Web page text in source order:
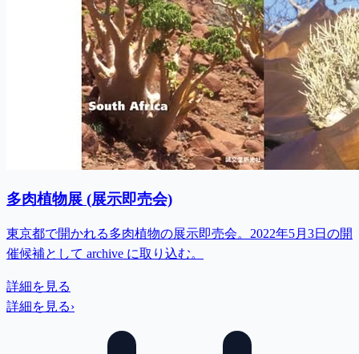
多肉植物展 (展示即売会)
東京都で開かれる多肉植物の展示即売会。2022年5月3日の開
催候補として archive に取り込む。
詳細を見る
詳細を見る›